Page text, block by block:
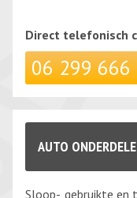
Direct telefonisch
06 299 666
AUTO
Sloop-, gebruikte en